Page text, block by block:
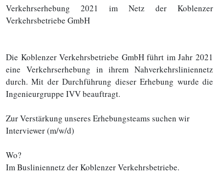
Verkehrserhebung 2021 im Netz der Koblenzer
Verkehrsbetriebe GmbH
Die Koblenzer Verkehrsbetriebe GmbH führt im Jahr 2021
eine Verkehrserhebung in ihrem Nahverkehrsliniennetz
durch. Mit der Durchführung dieser Erhebung wurde die
Ingenieurgruppe IVV beauftragt.
Zur Verstärkung unseres Erhebungsteams suchen wir
Interviewer (m/w/d)
Wo?
Im Busliniennetz der Koblenzer Verkehrsbetriebe.